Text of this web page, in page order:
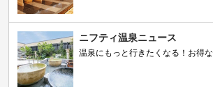
ニフティ温泉ニュース
温泉にもっと行きたくなる！お得